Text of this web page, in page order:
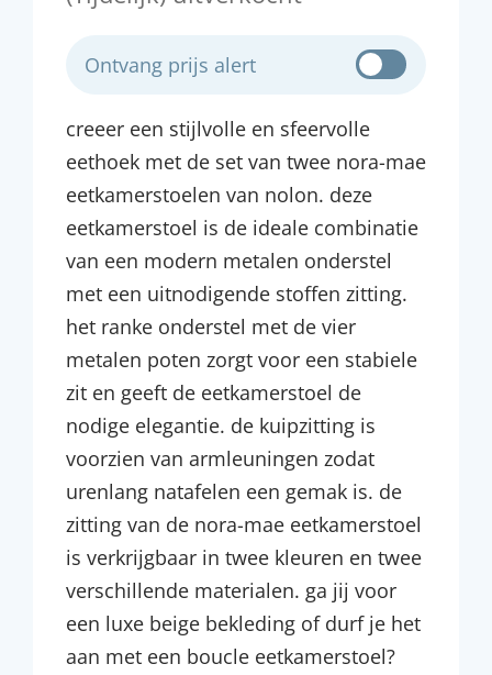
Ontvang prijs alert
creeer een stijlvolle en sfeervolle
eethoek met de set van twee nora-mae
eetkamerstoelen van nolon. deze
eetkamerstoel is de ideale combinatie
van een modern metalen onderstel
met een uitnodigende stoffen zitting.
het ranke onderstel met de vier
metalen poten zorgt voor een stabiele
zit en geeft de eetkamerstoel de
nodige elegantie. de kuipzitting is
voorzien van armleuningen zodat
urenlang natafelen een gemak is. de
zitting van de nora-mae eetkamerstoel
is verkrijgbaar in twee kleuren en twee
verschillende materialen. ga jij voor
een luxe beige bekleding of durf je het
aan met een boucle eetkamerstoel?